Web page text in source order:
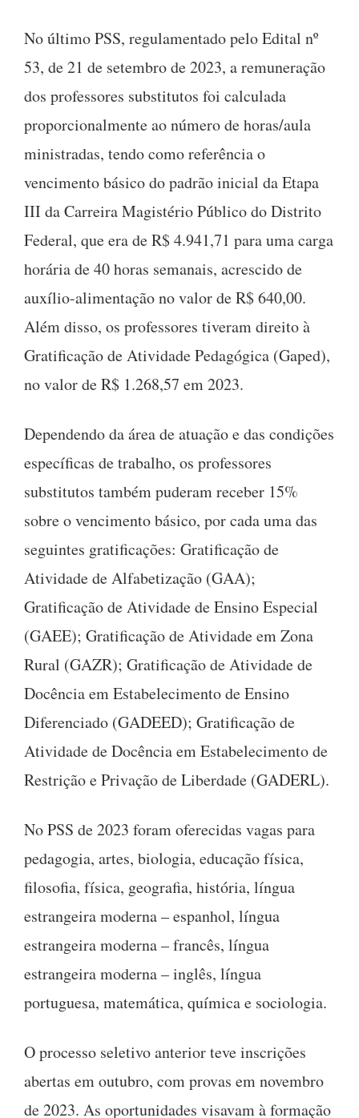
No último PSS, regulamentado pelo Edital nº
53, de 21 de setembro de 2023, a remuneração
dos professores substitutos foi calculada
proporcionalmente ao número de horas/aula
ministradas, tendo como referência o
vencimento básico do padrão inicial da Etapa
III da Carreira Magistério Público do Distrito
Federal, que era de R$ 4.941,71 para uma carga
horária de 40 horas semanais, acrescido de
auxílio-alimentação no valor de R$ 640,00.
Além disso, os professores tiveram direito à
Gratificação de Atividade Pedagógica (Gaped),
no valor de R$ 1.268,57 em 2023.
Dependendo da área de atuação e das condições
específicas de trabalho, os professores
substitutos também puderam receber 15%
sobre o vencimento básico, por cada uma das
seguintes gratificações: Gratificação de
Atividade de Alfabetização (GAA);
Gratificação de Atividade de Ensino Especial
(GAEE); Gratificação de Atividade em Zona
Rural (GAZR); Gratificação de Atividade de
Docência em Estabelecimento de Ensino
Diferenciado (GADEED); Gratificação de
Atividade de Docência em Estabelecimento de
Restrição e Privação de Liberdade (GADERL).
No PSS de 2023 foram oferecidas vagas para
pedagogia, artes, biologia, educação física,
filosofia, física, geografia, história, língua
estrangeira moderna – espanhol, língua
estrangeira moderna – francês, língua
estrangeira moderna – inglês, língua
portuguesa, matemática, química e sociologia.
O processo seletivo anterior teve inscrições
abertas em outubro, com provas em novembro
de 2023. As oportunidades visavam à formação